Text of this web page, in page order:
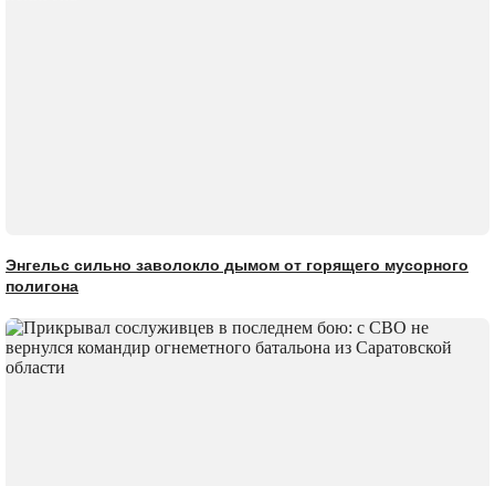
Энгельс сильно заволокло дымом от горящего мусорного
полигона